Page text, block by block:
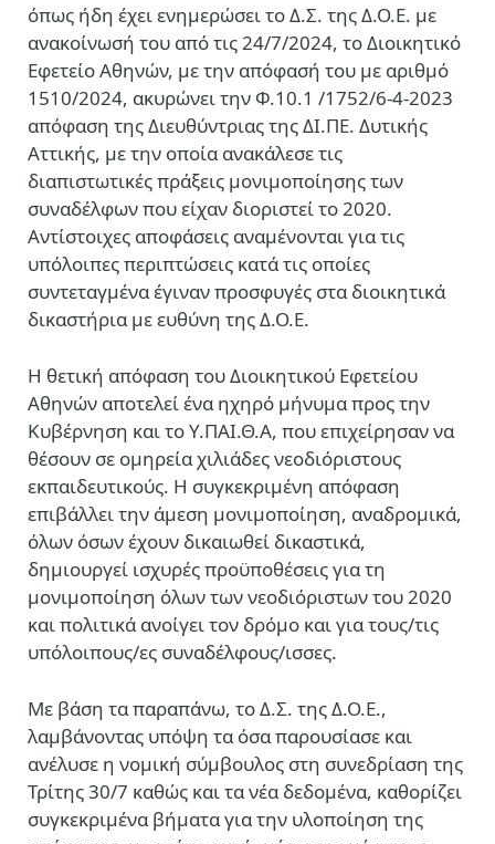
όπως ήδη έχει ενημερώσει το Δ.Σ. της Δ.Ο.Ε. με
ανακοίνωσή του από τις 24/7/2024, το Διοικητικό
Εφετείο Αθηνών, με την απόφασή του με αριθμό
1510/2024, ακυρώνει την Φ.10.1 /1752/6-4-2023
απόφαση της Διευθύντριας της ΔΙ.ΠΕ. Δυτικής
Αττικής, με την οποία ανακάλεσε τις
διαπιστωτικές πράξεις μονιμοποίησης των
συναδέλφων που είχαν διοριστεί το 2020.
Αντίστοιχες αποφάσεις αναμένονται για τις
υπόλοιπες περιπτώσεις κατά τις οποίες
συντεταγμένα έγιναν προσφυγές στα διοικητικά
δικαστήρια με ευθύνη της Δ.Ο.Ε.
Η θετική απόφαση του Διοικητικού Εφετείου
Αθηνών αποτελεί ένα ηχηρό μήνυμα προς την
Κυβέρνηση και το Υ.ΠΑΙ.Θ.Α, που επιχείρησαν να
θέσουν σε ομηρεία χιλιάδες νεοδιόριστους
εκπαιδευτικούς. Η συγκεκριμένη απόφαση
επιβάλλει την άμεση μονιμοποίηση, αναδρομικά,
όλων όσων έχουν δικαιωθεί δικαστικά,
δημιουργεί ισχυρές προϋποθέσεις για τη
μονιμοποίηση όλων των νεοδιόριστων του 2020
και πολιτικά ανοίγει τον δρόμο και για τους/τις
υπόλοιπους/ες συναδέλφους/ισσες.
Με βάση τα παραπάνω, το Δ.Σ. της Δ.Ο.Ε.,
λαμβάνοντας υπόψη τα όσα παρουσίασε και
ανέλυσε η νομική σύμβουλος στη συνεδρίαση της
Τρίτης 30/7 καθώς και τα νέα δεδομένα, καθορίζει
συγκεκριμένα βήματα για την υλοποίηση της